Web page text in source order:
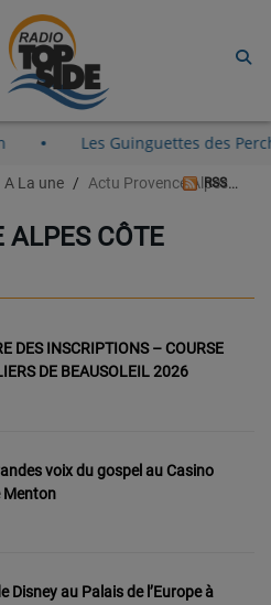
Les Guinguettes des
A La une Actu Provence Alpes Côte d'azur
RSS
ALPES CÔTE
DES INSCRIPTIONS – COURSE
DE BEAUSOLEIL 2026
voix du gospel au Casino
Menton
Disney au Palais de l’Europe à